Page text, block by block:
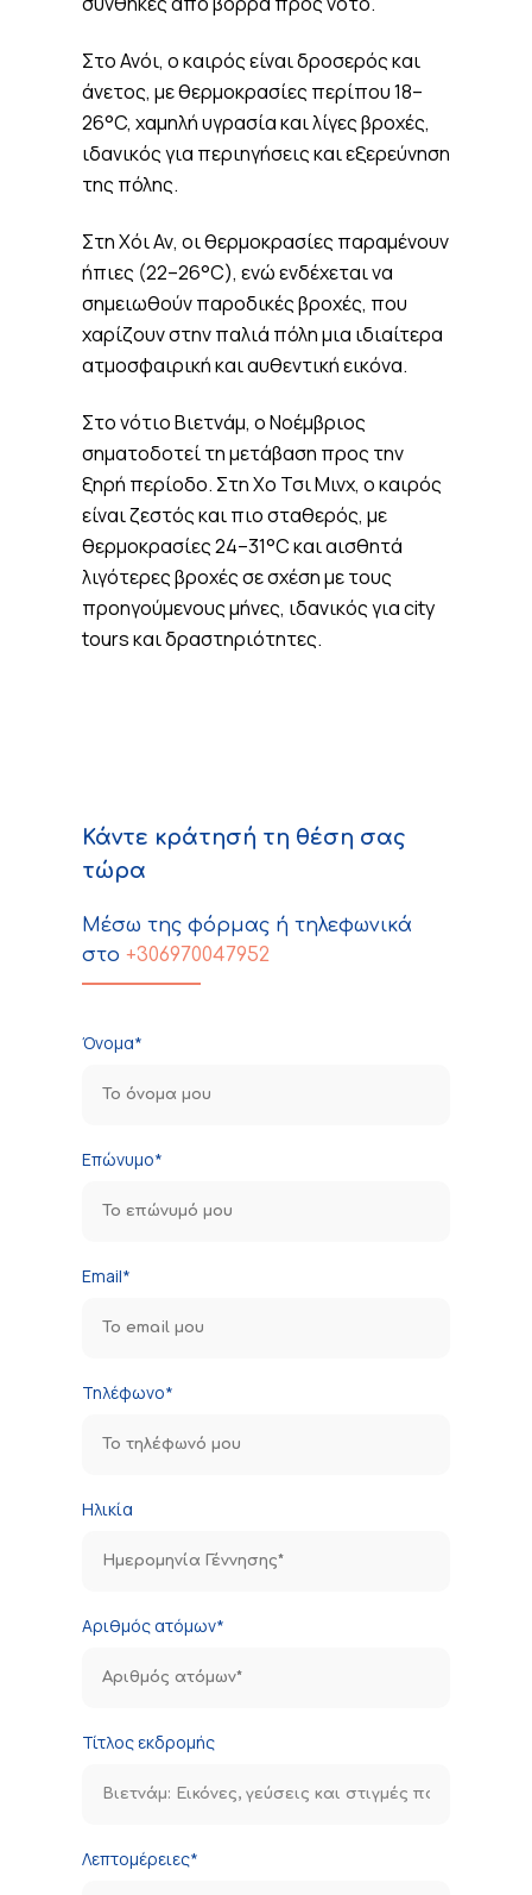
Στο Ανόι, ο καιρός είναι δροσερός και
άνετος, με θερμοκρασίες περίπου 18–
26°C, χαμηλή υγρασία και λίγες βροχές,
ιδανικός για περιηγήσεις και εξερεύνηση
της πόλης.
Στη Χόι Αν, οι θερμοκρασίες παραμένουν
ήπιες (22–26°C), ενώ ενδέχεται να
σημειωθούν παροδικές βροχές, που
χαρίζουν στην παλιά πόλη μια ιδιαίτερα
ατμοσφαιρική και αυθεντική εικόνα.
Στο νότιο Βιετνάμ, ο Νοέμβριος
σηματοδοτεί τη μετάβαση προς την
ξηρή περίοδο. Στη Χο Τσι Μινχ, ο καιρός
είναι ζεστός και πιο σταθερός, με
θερμοκρασίες 24–31°C και αισθητά
λιγότερες βροχές σε σχέση με τους
προηγούμενους μήνες, ιδανικός για city
tours και δραστηριότητες.
Κάντε κράτησή τη θέση σας
τώρα
Μέσω της φόρμας ή τηλεφωνικά
στο +306970047952
Όνομα*
Επώνυμο*
Email*
Τηλέφωνο*
Ηλικία
Αριθμός ατόμων*
Τίτλος εκδρομής
Λεπτομέρειες*